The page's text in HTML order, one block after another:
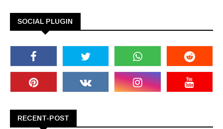
SOCIAL PLUGIN
RECENT-POST